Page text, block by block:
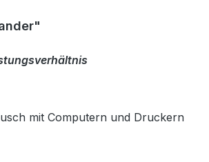
mit Computern und Druckern